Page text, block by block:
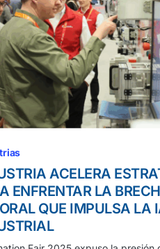
ACELERA
ENFRENTAR LA
QUE IMPULSA LA